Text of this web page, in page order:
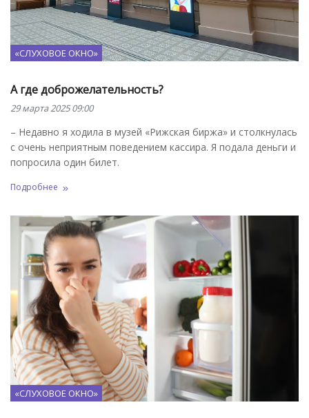
«СЛУХОВОЕ ОКНО»
А где доброжелательность?
29 марта 2025 09:00
– Недавно я ходила в музей «Рижская биржа» и столкнулась
с очень неприятным поведением кассира. Я подала деньги и
попросила один билет.
Подробнее
«СЛУХОВОЕ ОКНО»